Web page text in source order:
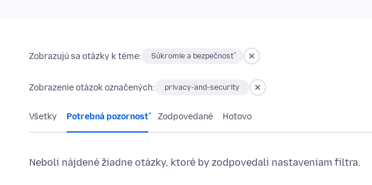
Zobrazujú sa otázky k téme: Súkromie a bezpečnosť
Zobrazenie otázok označených: privacy-and-security
Všetky Potrebná pozornosť Zodpovedané Hotovo
Neboli nájdené žiadne otázky, ktoré by zodpovedali nastaveniam filtra.